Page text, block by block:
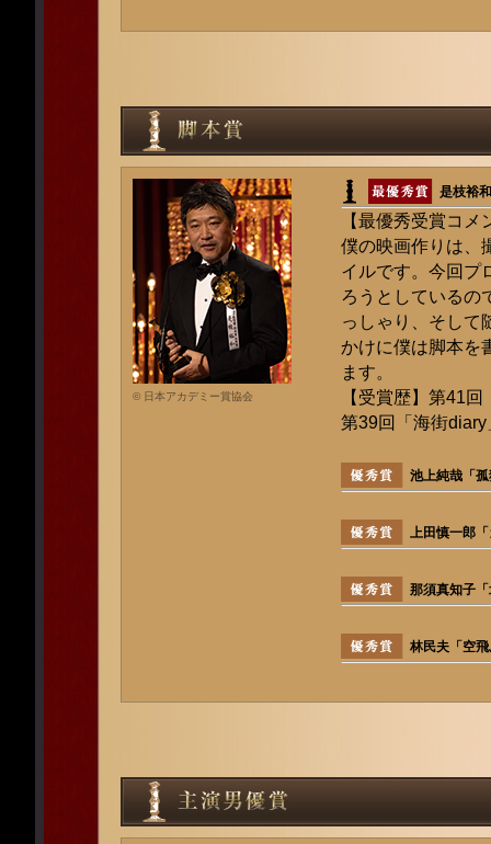
© 日本アカデミー賞協会
是枝裕
【最優秀受賞コメ
僕の映画作りは、
イルです。今回プ
ろうとしているの
っしゃり、そして
かけに僕は脚本を
ます。
【受賞歴】第41
第39回「海街
池上純哉「
上田慎一郎
那須真知子
林民夫「空